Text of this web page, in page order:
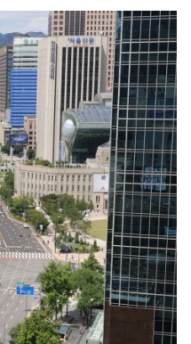
인천 선재도 갯
인천서 말다툼
'화합' 꺼낸 김
李대통령, ISA
동해중부 전 해
연일 폭염에 온